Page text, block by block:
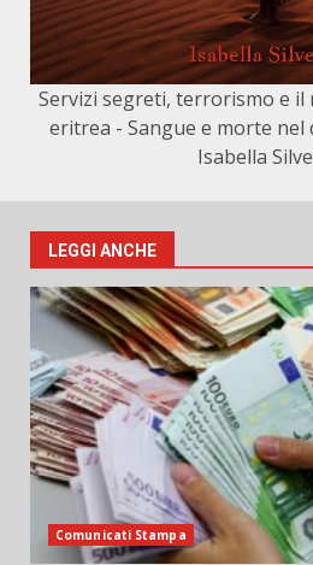
Servizi segreti, terrorismo e il
eritrea - Sangue e morte nel
Isabella
LEGGI ANCHE
Comunicati Stampa